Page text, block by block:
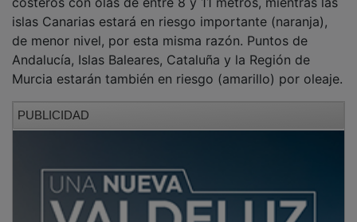
islas Canarias estará en riesgo importante (naranja),
de menor nivel, por esta misma razón. Puntos de
Andalucía, Islas Baleares, Cataluña y la Región de
Murcia estarán también en riesgo (amarillo) por oleaje.